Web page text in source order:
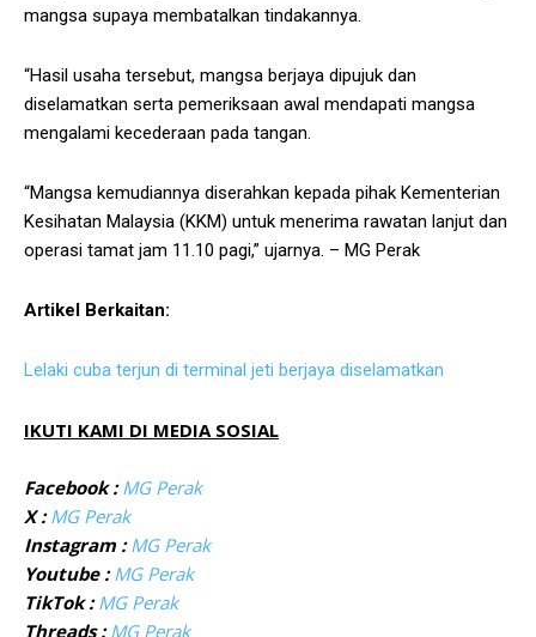
mangsa supaya membatalkan tindakannya.
“Hasil usaha tersebut, mangsa berjaya dipujuk dan
diselamatkan serta pemeriksaan awal mendapati mangsa
mengalami kecederaan pada tangan.
“Mangsa kemudiannya diserahkan kepada pihak Kementerian
Kesihatan Malaysia (KKM) untuk menerima rawatan lanjut dan
operasi tamat jam 11.10 pagi,” ujarnya. – MG Perak
Artikel Berkaitan:
Lelaki cuba terjun di terminal jeti berjaya diselamatkan
IKUTI KAMI DI MEDIA SOSIAL
Facebook : MG Perak
X : MG Perak
Instagram : MG Perak
Youtube : MG Perak
TikTok : MG Perak
Threads : MG Perak